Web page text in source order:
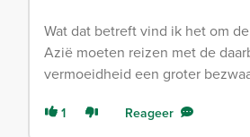
Wat dat betreft vind ik het om
Azië moeten reizen met de
vermoeidheid een groter
1 Reageer